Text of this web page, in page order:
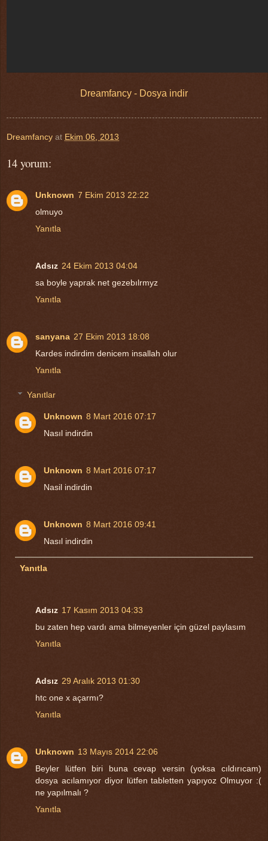
Dreamfancy - Dosya indir
Dreamfancy at Ekim 06, 2013
14 yorum:
Unknown 7 Ekim 2013 22:22
olmuyo
Yanıtla
Adsız 24 Ekim 2013 04:04
sa boyle yaprak net gezebılrmyz
Yanıtla
sanyana 27 Ekim 2013 18:08
Kardes indirdim denicem insallah olur
Yanıtla
Yanıtlar
Unknown 8 Mart 2016 07:17
Nasıl indirdin
Unknown 8 Mart 2016 07:17
Nasil indirdin
Unknown 8 Mart 2016 09:41
Nasıl indirdin
Yanıtla
Adsız 17 Kasım 2013 04:33
bu zaten hep vardı ama bilmeyenler için güzel paylasım
Yanıtla
Adsız 29 Aralık 2013 01:30
htc one x açarmı?
Yanıtla
Unknown 13 Mayıs 2014 22:06
Beyler lütfen biri buna cevap versin (yoksa cıldırıcam)
dosya acılamıyor diyor lütfen tabletten yapıyoz Olmuyor :(
ne yapılmalı ?
Yanıtla